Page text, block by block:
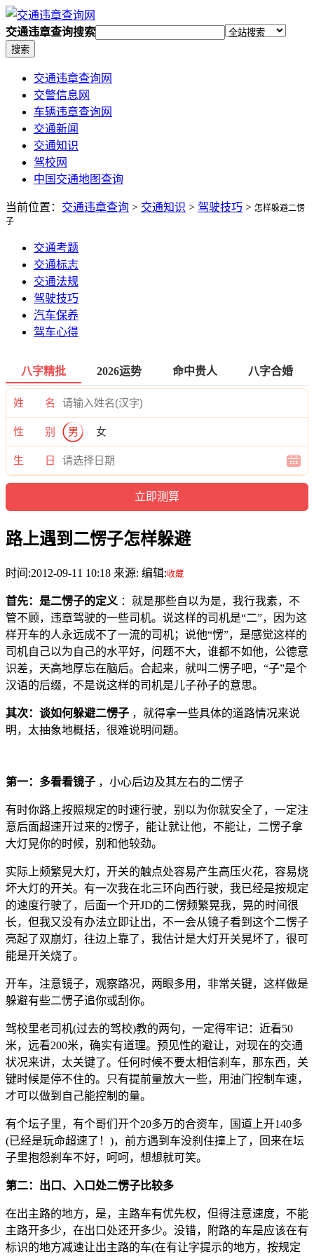
交通违章查询搜索
搜索
交通违章查询网
交警信息网
车辆违章查询网
交通新闻
交通知识
驾校网
中国交通地图查询
当前位置： 交通违章查询 > 交通知识 > 驾驶技巧 > 怎样躲避二愣
子
交通考题
交通标志
交通法规
驾驶技巧
汽车保养
驾车心得
八字精批 2026运势 命中贵人 八字合婚
姓 名
性 别 男 女
生 日
路上遇到二愣子怎样躲避
时间:2012-09-11 10:18 来源: 编辑:收藏
首先：是二愣子的定义 ：就是那些自以为是，我行我素，不
管不顾，违章驾驶的一些司机。说这样的司机是“二”，因为这
样开车的人永远成不了一流的司机；说他“愣”，是感觉这样的
司机自己以为自己的水平好，问题不大，谁都不如他，公德意
识差，天高地厚忘在脑后。合起来，就叫二愣子吧，“子”是个
汉语的后缀，不是说这样的司机是儿子孙子的意思。
其次：谈如何躲避二愣子 ，就得拿一些具体的道路情况来说
明，太抽象地概括，很难说明问题。
第一：多看看镜子 ，小心后边及其左右的二愣子
有时你路上按照规定的时速行驶，别以为你就安全了，一定注
意后面超速开过来的2愣子，能让就让他，不能让，二愣子拿
大灯晃你的时候，别和他较劲。
实际上频繁晃大灯，开关的触点处容易产生高压火花，容易烧
坏大灯的开关。有一次我在北三环向西行驶，我已经是按规定
的速度行驶了，后面一个开JD的二愣频繁晃我，晃的时间很
长，但我又没有办法立即让出，不一会从镜子看到这个二愣子
亮起了双崩灯，往边上靠了，我估计是大灯开关晃坏了，很可
能是开关烧了。
开车，注意镜子，观察路况，两眼多用，非常关键，这样做是
躲避有些二愣子追你或刮你。
驾校里老司机(过去的驾校)教的两句，一定得牢记：近看50
米，远看200米，确实有道理。预见性的避让，对现在的交通
状况来讲，太关键了。任何时候不要太相信刹车，那东西，关
键时候是停不住的。只有提前量放大一些，用油门控制车速，
才可以做到自己能控制的量。
有个坛子里，有个哥们开个20多万的合资车，国道上开140多
(已经是玩命超速了！)，前方遇到车没刹住撞上了，回来在坛
子里抱怨刹车不好，呵呵，想想就可笑。
第二：出口、入口处二愣子比较多
在出主路的地方，是，主路车有优先权，但得注意速度，不能
主路开多少，在出口处还开多少。没错，附路的车是应该在有
标识的地方减速让出主路的车(在有让字提示的地方，按规定